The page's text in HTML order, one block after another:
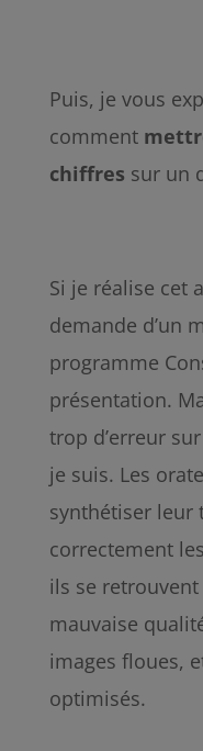
Puis, je vous
comment
chiffres sur un
Si je réalise cet
demande d’un
programme
présentation.
trop d’erreur
je suis. Les
synthétiser leur
correctement
ils se
mauvaise
images floues,
optimisés.